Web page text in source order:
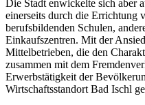
Die Stadt enwickelte sich aber
einerseits durch die Errichtung
berufsbildenden Schulen,
Einkaufszentren. Mit der
Mittelbetrieben, die den
zusammen mit dem
Erwerbstätigkeit der
Wirtschaftsstandort Bad Ischl